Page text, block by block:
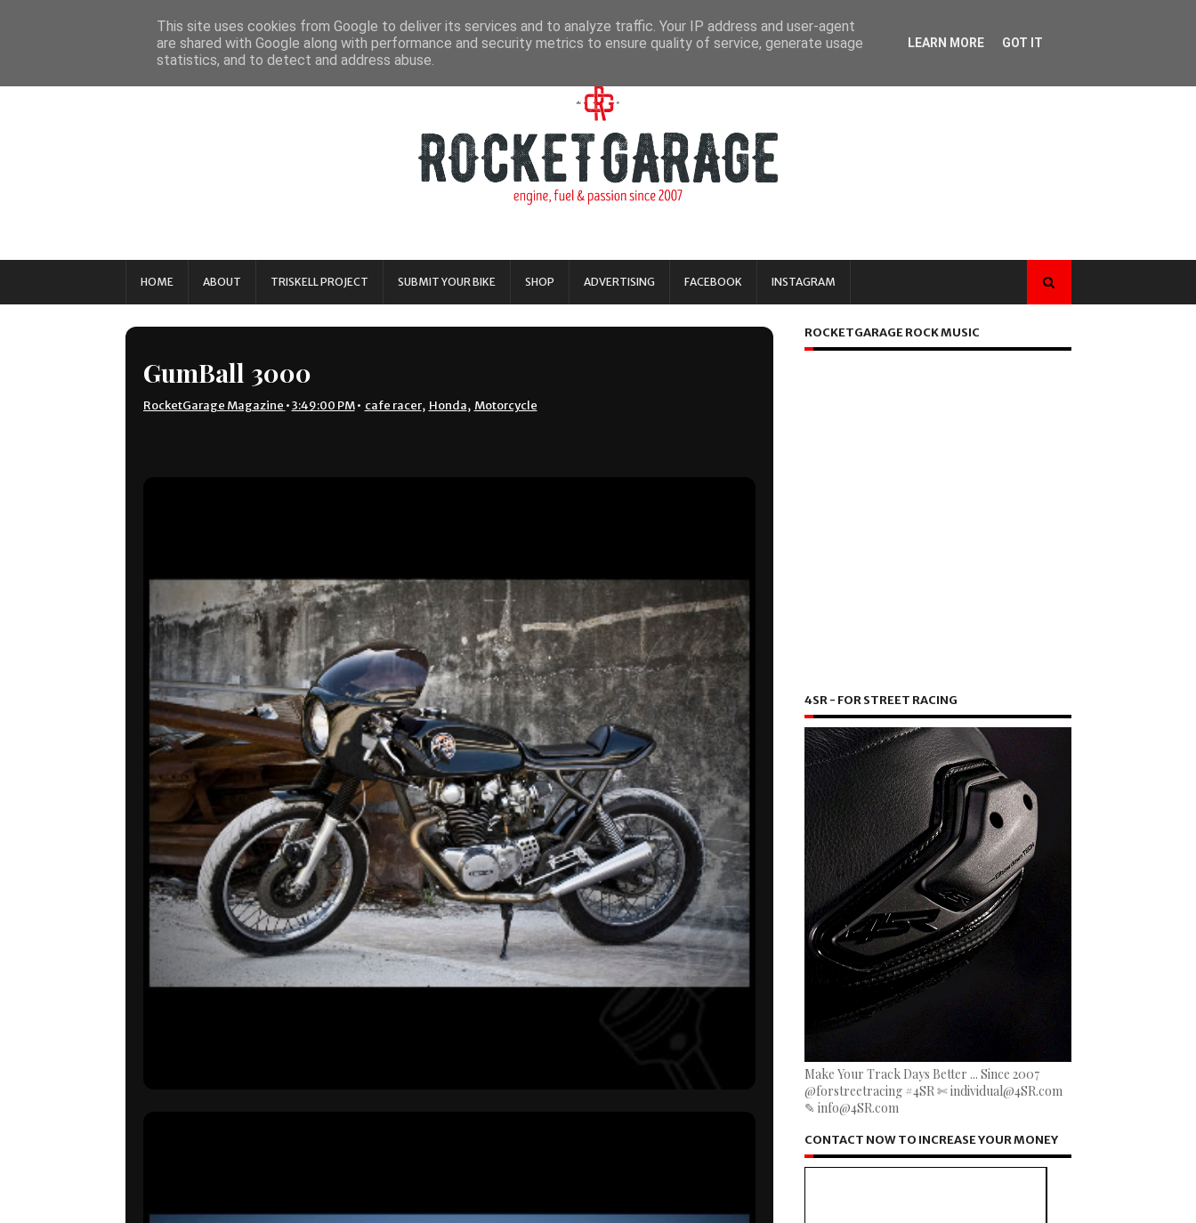
HOME ABOUT TRISKELL PROJECT SUBMIT YOUR BIKE SHOP ADVERTISING FACEBOOK INSTAGRAM
GumBall 3000
RocketGarage Magazine •3:49:00 PM • cafe racer, Honda, Motorcycle
ROCKETGARAGE ROCK MUSIC
4SR - FOR STREET RACING
Make Your Track Days Better ... Since 2007
@forstreetracing #4SR ✄ individual@4SR.com
✎ info@4SR.com
CONTACT NOW TO INCREASE YOUR MONEY
This site uses cookies from Google to deliver its services and to analyze traffic. Your IP address and user-agent
are shared with Google along with performance and security metrics to ensure quality of service, generate usage
statistics, and to detect and address abuse.
LEARN MORE GOT IT